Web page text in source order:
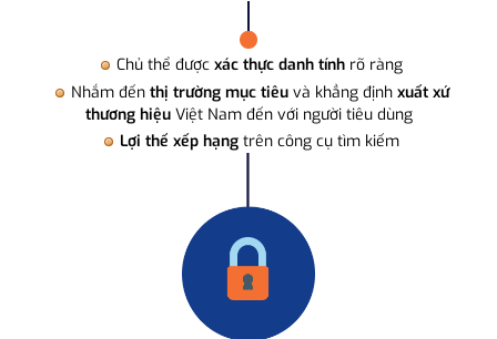
Chủ thể được xác thực danh tính rõ ràng
Nhắm đến thị trường mục tiêuvà khẳng định xuất xứ
thương hiệuViệt Nam đến với người tiêu dùng
Lợi thế xếp hạng trên công cụ tìm kiếm